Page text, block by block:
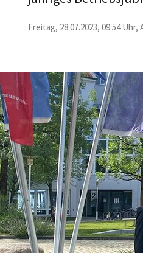
Freitag, 28.07.2023, 09:54 Uhr,